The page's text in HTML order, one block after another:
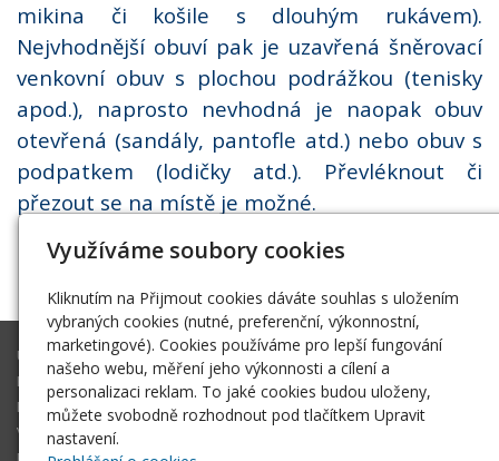
mikina či košile s dlouhým rukávem).
Nejvhodnější obuví pak je uzavřená šněrovací
venkovní obuv s plochou podrážkou (tenisky
apod.), naprosto nevhodná je naopak obuv
otevřená (sandály, pantofle atd.) nebo obuv s
podpatkem (lodičky atd.). Převléknout či
přezout se na místě je možné.
ÚVOD
KOUPIT KURZ
RECENZE
V MÉDIÍCH
Využíváme soubory cookies
Kliknutím na Přijmout cookies dáváte souhlas s uložením
vybraných cookies (nutné, preferenční, výkonnostní,
marketingové). Cookies používáme pro lepší fungování
našeho webu, měření jeho výkonnosti a cílení a
personalizaci reklam. To jaké cookies budou uloženy,
můžete svobodně rozhodnout pod tlačítkem Upravit
nastavení.